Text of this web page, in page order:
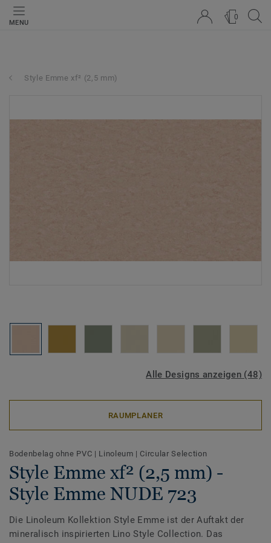
MENU
0
Style Emme xf² (2,5 mm)
Alle Designs anzeigen (48)
RAUMPLANER
Bodenbelag ohne PVC | Linoleum | Circular Selection
Style Emme xf² (2,5 mm) -
Style Emme NUDE 723
Die Linoleum Kollektion Style Emme ist der Auftakt der
mineralisch inspirierten Lino Style Collection. Das